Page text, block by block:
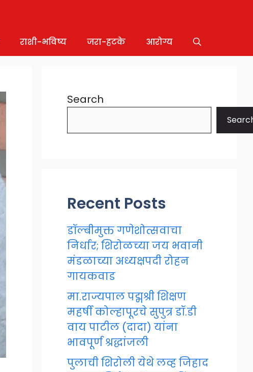
राशी-भविष्य जरा-हटके आरोग्य
Search
Recent Posts
डॉल्बीमुक्त गणेशोत्सवाचा
निर्धार; शिरोळच्या जय भवानी
मंडळाच्या अध्यक्षपदी रोहन
गायकवाड
मा.राज्यपाल पद्मश्री शिक्षण
महर्षी कोल्हापूरचे सुपुत्र डॉ.डी
वाय पाटील (दादा) यांना
भावपूर्ण श्रद्धांजली
पुलाची शिरोली येथे लव्ह जिहाद